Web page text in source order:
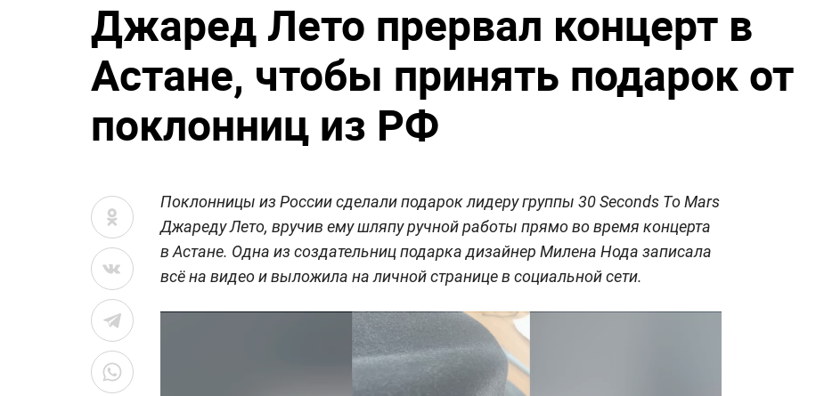
Джаред Лето прервал концерт в
Астане, чтобы принять подарок от
поклонниц из РФ
Поклонницы из России сделали подарок лидеру группы 30 Seconds To Mars
Джареду Лето, вручив ему шляпу ручной работы прямо во время концерта
в Астане. Одна из создательниц подарка дизайнер Милена Нода записала
всё на видео и выложила на личной странице в социальной сети.